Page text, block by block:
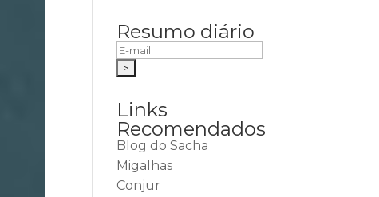
Resumo diário
Links
Recomendados
Blog do Sacha
Migalhas
Conjur